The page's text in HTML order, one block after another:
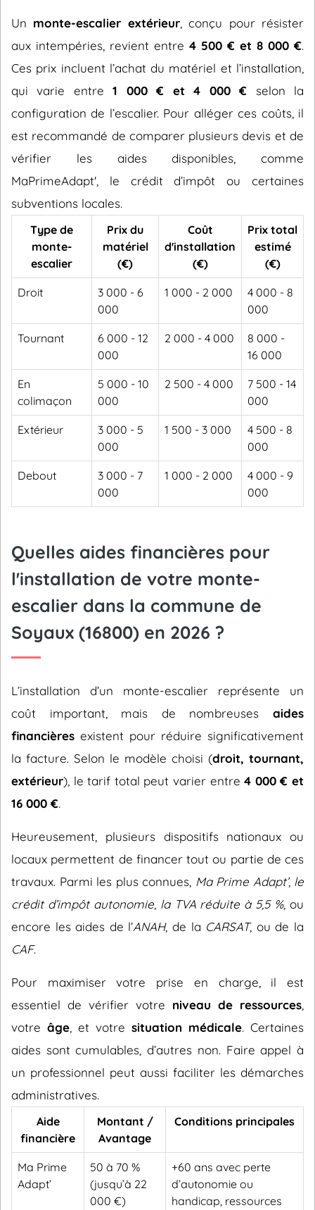
Un monte-escalier extérieur, conçu pour résister
aux intempéries, revient entre 4 500 € et 8 000 €.
Ces prix incluent l’achat du matériel et l’installation,
qui varie entre1 000 € et 4 000 € selon la
configuration de l’escalier. Pour alléger ces coûts, il
est recommandé de comparer plusieurs devis et de
vérifier les aides disponibles, comme
MaPrimeAdapt', le crédit d’impôt ou certaines
subventions locales.
Type de
monte-
escalier
Prix du
matériel
(€)
Coût
d'installation
(€)
Prix total
estimé
(€)
Droit
3 000 - 6
000
1 000 - 2 000
4 000 - 8
000
Tournant
6 000 - 12
000
2 000 - 4 000
8 000 -
16 000
En
colimaçon
5 000 - 10
000
2 500 - 4 000
7 500 - 14
000
Extérieur
3 000 - 5
000
1 500 - 3 000
4 500 - 8
000
Debout
3 000 - 7
000
1 000 - 2 000
4 000 - 9
000
Quelles aides financières pour
l'installation de votre monte-
escalier dans la commune de
Soyaux (16800) en 2026 ?
L’installation d’un monte-escalier représente un
coût important, mais de nombreuses aides
financières existent pour réduire significativement
la facture. Selon le modèle choisi (droit, tournant,
extérieur), le tarif total peut varier entre4 000 € et
16 000 €.
Heureusement, plusieurs dispositifs nationaux ou
locaux permettent de financer tout ou partie de ces
travaux. Parmi les plus connues, Ma Prime Adapt’, le
crédit d’impôt autonomie, la TVA réduite à 5,5 %, ou
encore les aides de l’ANAH, de la CARSAT, ou de la
CAF.
Pour maximiser votre prise en charge, il est
essentiel de vérifier votre niveau de ressources
votre âge , et votre situation médicale. Certaines
aides sont cumulables, d’autres non. Faire appel à
un professionnel peut aussi faciliter les démarches
administratives.
Aide
financière
Montant /
Avantage
Conditions principales
Ma Prime
Adapt’
50 à 70 %
(jusqu’à 22
000 €)
+60 ans avec perte
d’autonomie ou
handicap, ressources